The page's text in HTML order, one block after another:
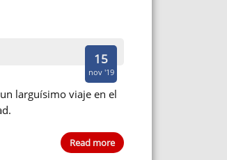
larguísimo viaje en el
Read more
15
nov '19